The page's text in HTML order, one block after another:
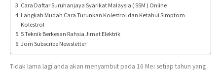
Cara Daftar Suruhanjaya Syarikat Malaysia ( SSM ) Online
Langkah Mudah Cara Turunkan Kolestrol dan Ketahui Simptom
Kolestrol
5 Teknik Berkesan Rahsia Jimat Elektrik
Jom Subscribe Newsletter
Tidak lama lagi anda akan menyambut pada 16 Mei setiap tahun yang